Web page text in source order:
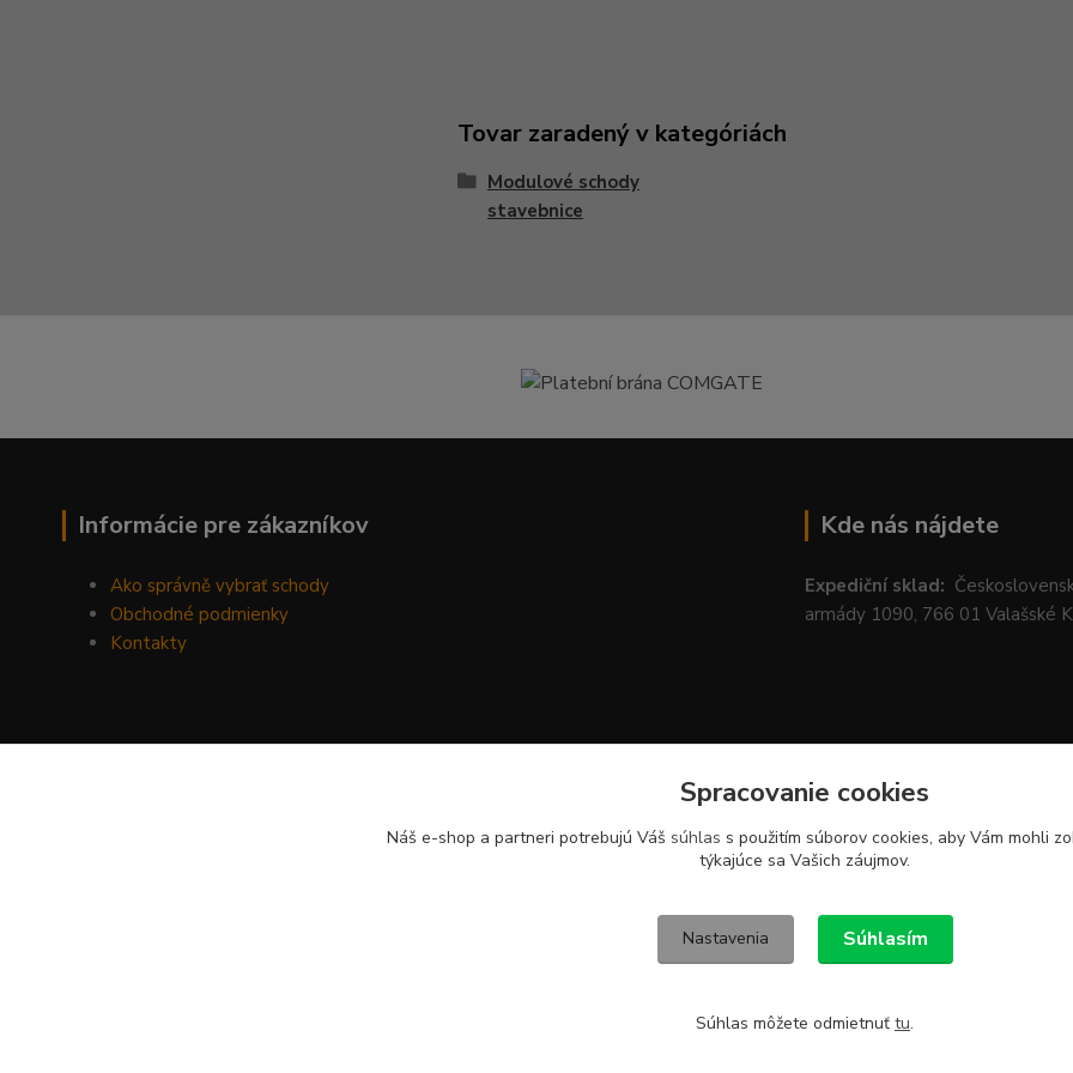
Tovar zaradený v kategóriách
Modulové schody
stavebnice
Informácie pre zákazníkov
Ako správně vybrať schody
Obchodné podmienky
Kontakty
Kde nás nájdete
Expediční sklad:
armády 1090, 766 01 Valašské
Spracovanie cookies
Náš e-shop a partneri potrebujú Váš súhlas s použitím súborov cookies, aby Vám mohli
týkajúce sa Vašich záujmov.
Nastavenia Súhlasím
Súhlas môžete odmietnuť tu.